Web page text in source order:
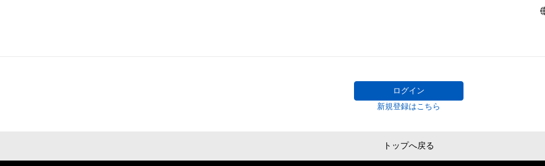
2019   RIZINガール
2018　TEAM UPGARAGE アップガレージ 「 ドリフトエン
2018　RISEラウンドガール「R-1SE FORCE」
ログイン
新規登録はこちら
トップへ戻る